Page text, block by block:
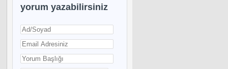
yorum yazabilirsiniz